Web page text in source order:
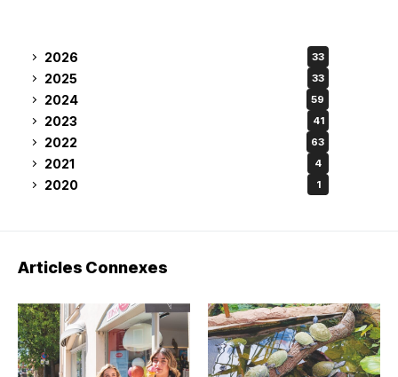
2026 33
2025 33
2024 59
2023 41
2022 63
2021 4
2020 1
Articles Connexes